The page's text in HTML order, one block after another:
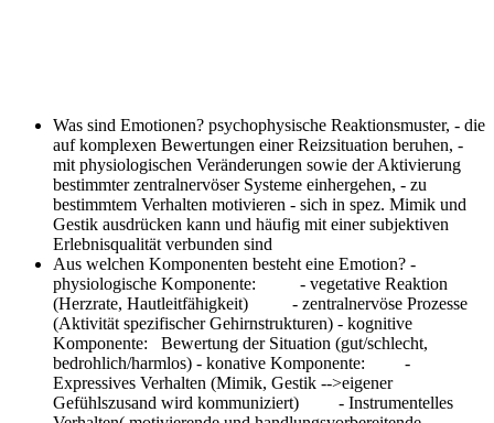
Was sind Emotionen? psychophysische Reaktionsmuster, - die
auf komplexen Bewertungen einer Reizsituation beruhen, -
mit physiologischen Veränderungen sowie der Aktivierung
bestimmter zentralnervöser Systeme einhergehen, - zu
bestimmtem Verhalten motivieren - sich in spez. Mimik und
Gestik ausdrücken kann und häufig mit einer subjektiven
Erlebnisqualität verbunden sind
Aus welchen Komponenten besteht eine Emotion? -
physiologische Komponente: - vegetative Reaktion
(Herzrate, Hautleitfähigkeit) - zentralnervöse Prozesse
(Aktivität spezifischer Gehirnstrukturen) - kognitive
Komponente: Bewertung der Situation (gut/schlecht,
bedrohlich/harmlos) - konative Komponente: -
Expressives Verhalten (Mimik, Gestik -->eigener
Gefühlszusand wird kommuniziert) - Instrumentelles